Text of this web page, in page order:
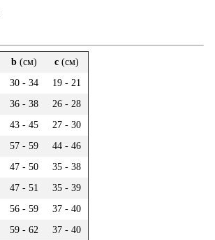
b (см) c (см)
30 - 34
19 - 21
36 - 38
26 - 28
43 - 45
27 - 30
57 - 59
44 - 46
47 - 50
35 - 38
47 - 51
35 - 39
56 - 59
37 - 40
59 - 62
37 - 40